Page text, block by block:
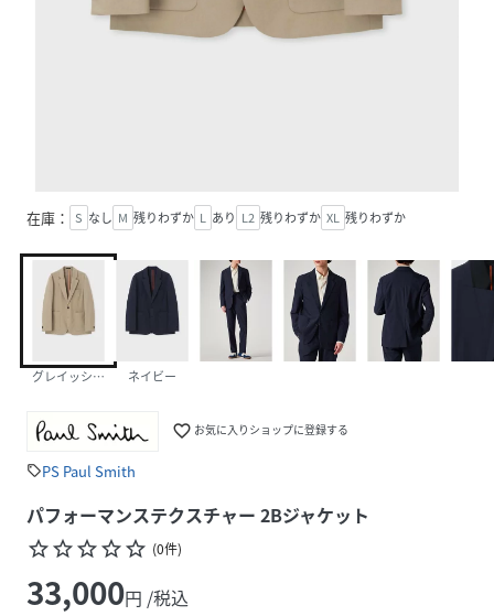
在庫： S なし M 残りわずか L あり L2 残りわずか XL 残りわずか
グレイッシュベージュネイビー
favorite_border お気に入りショップに登録する
sellPS Paul Smith
パフォーマンステクスチャー 2Bジャケット
star_borderstar_borderstar_borderstar_borderstar_border (0件)
33,000円 /税込